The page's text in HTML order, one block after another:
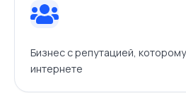
Бизнес с репутацией,
интернете